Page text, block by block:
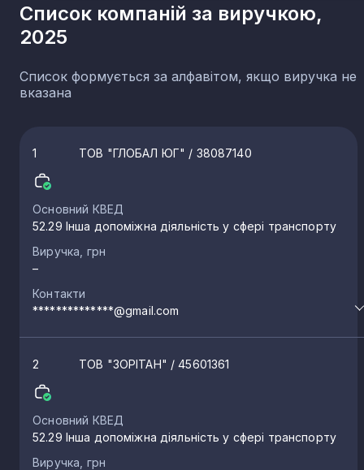
Список компаній за виручкою,
2025
Список формується за алфавітом, якщо виручка не
вказана
1 ТОВ "ГЛОБАЛ ЮГ" / 38087140
Основний КВЕД
52.29 Інша допоміжна діяльність у сфері транспорту
Виручка, грн
–
Контакти
**************@gmail.com
2 ТОВ "ЗОРІТАН" / 45601361
Основний КВЕД
52.29 Інша допоміжна діяльність у сфері транспорту
Виручка, грн